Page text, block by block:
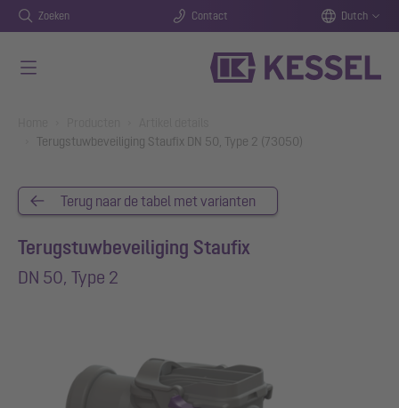
Zoeken Contact Dutch
Terugstuwbeveiliging Staufix DN 50, Type 2 (73050)
Terug naar de tabel met varianten
Terugstuwbeveiliging Staufix
DN 50, Type 2